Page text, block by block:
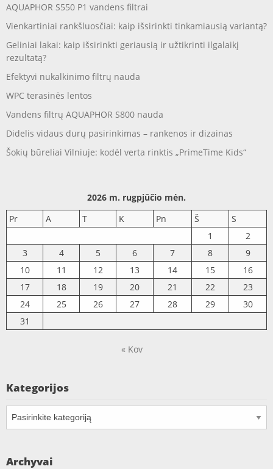
AQUAPHOR S550 P1 vandens filtrai
Vienkartiniai rankšluosčiai: kaip išsirinkti tinkamiausią variantą?
Geliniai lakai: kaip išsirinkti geriausią ir užtikrinti ilgalaikį
rezultatą?
Efektyvi nukalkinimo filtrų nauda
WPC terasinės lentos
Vandens filtrų AQUAPHOR S800 nauda
Didelis vidaus durų pasirinkimas – rankenos ir dizainas
Šokių būreliai Vilniuje: kodėl verta rinktis „PrimeTime Kids“
2026 m. rugpjūčio mėn.
Pr
A T K Pn Š
S
1
2
3
4 5 6 7 8
9
10
11 12 13 14 15
16
17
18 19 20 21 22
23
24
25 26 27 28 29
30
31
« Kov
Kategorijos
Archyvai